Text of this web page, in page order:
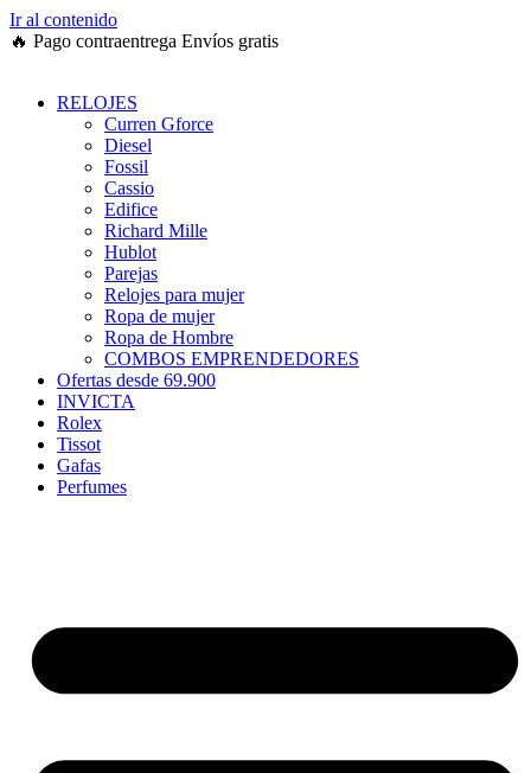
Ir al contenido
🔥 Pago contraentrega Envíos gratis
RELOJES
Curren Gforce
Diesel
Fossil
Cassio
Edifice
Richard Mille
Hublot
Parejas
Relojes para mujer
Ropa de mujer
Ropa de Hombre
COMBOS EMPRENDEDORES
Ofertas desde 69.900
INVICTA
Rolex
Tissot
Gafas
Perfumes